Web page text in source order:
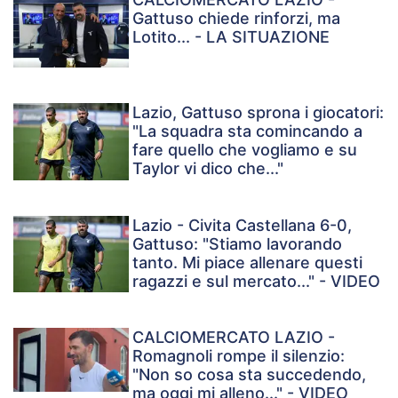
Gattuso chiede rinforzi, ma
Lotito... - LA SITUAZIONE
Lazio, Gattuso sprona i giocatori:
"La squadra sta comincando a
fare quello che vogliamo e su
Taylor vi dico che..."
Lazio - Civita Castellana 6-0,
Gattuso: "Stiamo lavorando
tanto. Mi piace allenare questi
ragazzi e sul mercato..." - VIDEO
CALCIOMERCATO LAZIO -
Romagnoli rompe il silenzio:
"Non so cosa sta succedendo,
ma oggi mi alleno..." - VIDEO